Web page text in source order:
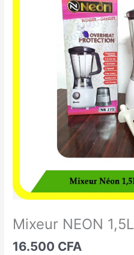
Mixeur NEON 1,5L
16.500 CFA